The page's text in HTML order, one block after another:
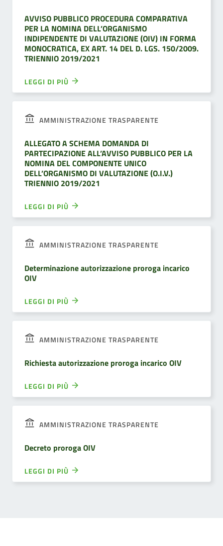
AVVISO PUBBLICO PROCEDURA COMPARATIVA
PER LA NOMINA DELL’ORGANISMO
INDIPENDENTE DI VALUTAZIONE (OIV) IN FORMA
MONOCRATICA, EX ART. 14 DEL D. LGS. 150/2009.
TRIENNIO 2019/2021
LEGGI DI PIÙ
AMMINISTRAZIONE TRASPARENTE
ALLEGATO A SCHEMA DOMANDA DI
PARTECIPAZIONE ALL’AVVISO PUBBLICO PER LA
NOMINA DEL COMPONENTE UNICO
DELL’ORGANISMO DI VALUTAZIONE (O.I.V.)
TRIENNIO 2019/2021
LEGGI DI PIÙ
AMMINISTRAZIONE TRASPARENTE
Determinazione autorizzazione proroga incarico
OIV
LEGGI DI PIÙ
AMMINISTRAZIONE TRASPARENTE
Richiesta autorizzazione proroga incarico OIV
LEGGI DI PIÙ
AMMINISTRAZIONE TRASPARENTE
Decreto proroga OIV
LEGGI DI PIÙ